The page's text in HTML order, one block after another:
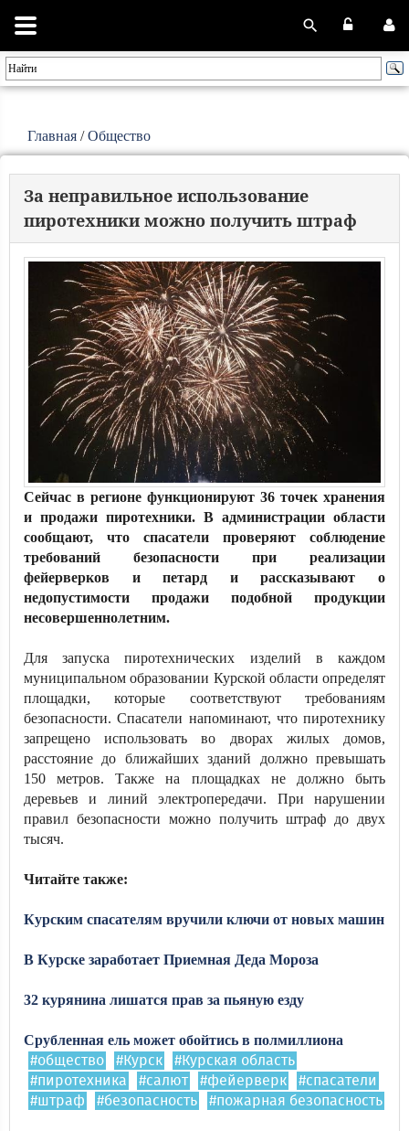
Главная /Общество
За неправильное использование
пиротехники можно получить штраф
Сейчас в регионе функционируют 36 точек хранения
и продажи пиротехники. В администрации области
сообщают, что спасатели проверяют соблюдение
требований безопасности при реализации
фейерверков и петард и рассказывают о
недопустимости продажи подобной продукции
несовершеннолетним.
Для запуска пиротехнических изделий в каждом
муниципальном образовании Курской области определят
площадки, которые соответствуют требованиям
безопасности. Спасатели напоминают, что пиротехнику
запрещено использовать во дворах жилых домов,
расстояние до ближайших зданий должно превышать
150 метров. Также на площадках не должно быть
деревьев и линий электропередачи. При нарушении
правил безопасности можно получить штраф до двух
тысяч.
Читайте также:
Курским спасателям вручили ключи от новых машин
В Курске заработает Приемная Деда Мороза
32 курянина лишатся прав за пьяную езду
Срубленная ель может обойтись в полмиллиона
#общество #Курск
#Курская область
#пиротехника
#салют #фейерверк
#спасатели
#штраф
#безопасность #пожарная безопасность